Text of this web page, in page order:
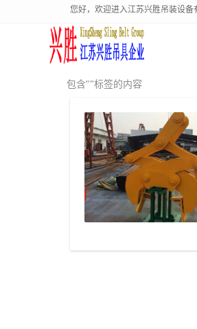
您好，欢迎进入江苏兴胜吊装设备
包含""标签的内容